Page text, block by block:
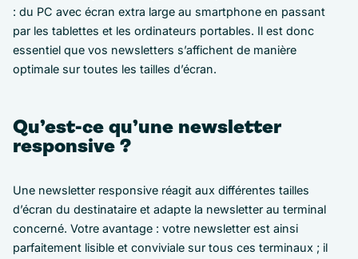
: du PC avec écran extra large au smartphone en passant
par les tablettes et les ordinateurs portables. Il est donc
essentiel que vos newsletters s’affichent de manière
optimale sur toutes les tailles d’écran.
Qu’est-ce qu’une newsletter
responsive ?
Une newsletter responsive réagit aux différentes tailles
d’écran du destinataire et adapte la newsletter au terminal
concerné. Votre avantage : votre newsletter est ainsi
parfaitement lisible et conviviale sur tous ces terminaux ; il